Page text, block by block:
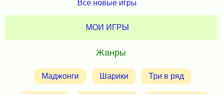
Все новые игры
МОИ ИГРЫ
Жанры
Маджонги Шарики Три в ряд